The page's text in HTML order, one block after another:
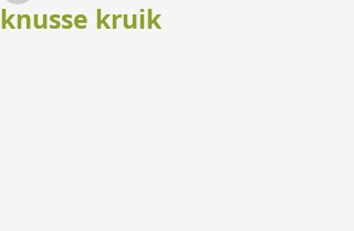
knusse kruik